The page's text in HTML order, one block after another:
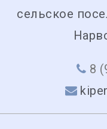
сельское
8